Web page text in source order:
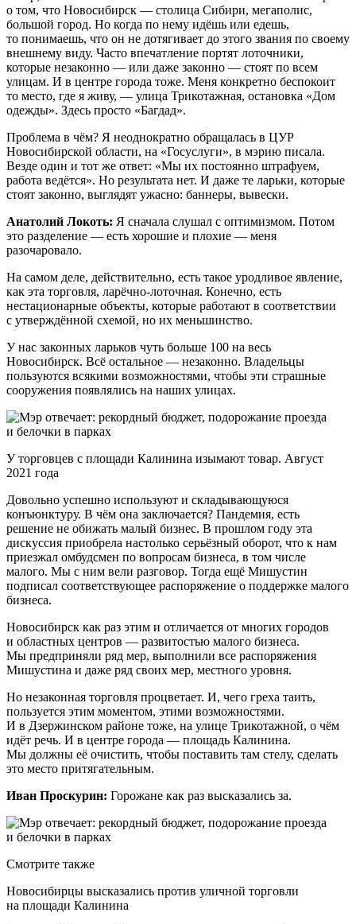
о том, что Новосибирск — столица Сибири, мегаполис,
большой город. Но когда по нему идёшь или едешь,
то понимаешь, что он не дотягивает до этого звания по своему
внешнему виду. Часто впечатление портят лоточники,
которые незаконно — или даже законно — стоят по всем
улицам. И в центре города тоже. Меня конкретно беспокоит
то место, где я живу, — улица Трикотажная, остановка «Дом
одежды». Здесь просто «Багдад».
Проблема в чём? Я неоднократно обращалась в ЦУР
Новосибирской области, на «Госуслуги», в мэрию писала.
Везде один и тот же ответ: «Мы их постоянно штрафуем,
работа ведётся». Но результата нет. И даже те ларьки, которые
стоят законно, выглядят ужасно: баннеры, вывески.
Анатолий Локоть: Я сначала слушал с оптимизмом. Потом
это разделение — есть хорошие и плохие — меня
разочаровало.
На самом деле, действительно, есть такое уродливое явление,
как эта торговля, ларёчно-лоточная. Конечно, есть
нестационарные объекты, которые работают в соответствии
с утверждённой схемой, но их меньшинство.
У нас законных ларьков чуть больше 100 на весь
Новосибирск. Всё остальное — незаконно. Владельцы
пользуются всякими возможностями, чтобы эти страшные
сооружения появлялись на наших улицах.
У торговцев с площади Калинина изымают товар. Август
2021 года
Довольно успешно используют и складывающуюся
конъюнктуру. В чём она заключается? Пандемия, есть
решение не обижать малый бизнес. В прошлом году эта
дискуссия приобрела настолько серьёзный оборот, что к нам
приезжал омбудсмен по вопросам бизнеса, в том числе
малого. Мы с ним вели разговор. Тогда ещё Мишустин
подписал соответствующее распоряжение о поддержке малого
бизнеса.
Новосибирск как раз этим и отличается от многих городов
и областных центров — развитостью малого бизнеса.
Мы предприняли ряд мер, выполнили все распоряжения
Мишустина и даже ряд своих мер, местного уровня.
Но незаконная торговля процветает. И, чего греха таить,
пользуется этим моментом, этими возможностями.
И в Дзержинском районе тоже, на улице Трикотажной, о чём
идёт речь. И в центре города — площадь Калинина.
Мы должны её очистить, чтобы поставить там стелу, сделать
это место притягательным.
Иван Проскурин: Горожане как раз высказались за.
Смотрите также
Новосибирцы высказались против уличной торговли
на площади Калинина